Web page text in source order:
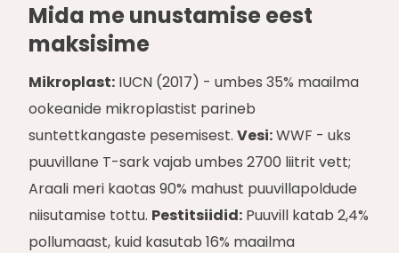
Mida me unustamise eest
maksisime
Mikroplast: IUCN (2017) - umbes 35% maailma
ookeanide mikroplastist parineb
suntettkangaste pesemisest. Vesi:WWF - uks
puuvillane T-sark vajab umbes 2700 liitrit vett;
Araali meri kaotas 90% mahust puuvillapoldude
niisutamise tottu. Pestitsiidid: Puuvill katab 2,4%
pollumaast, kuid kasutab 16% maailma